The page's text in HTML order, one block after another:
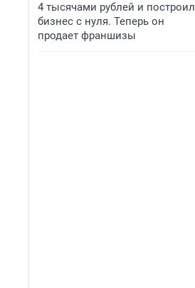
4 тысячами рублей и построил
бизнес с нуля. Теперь он
продает франшизы